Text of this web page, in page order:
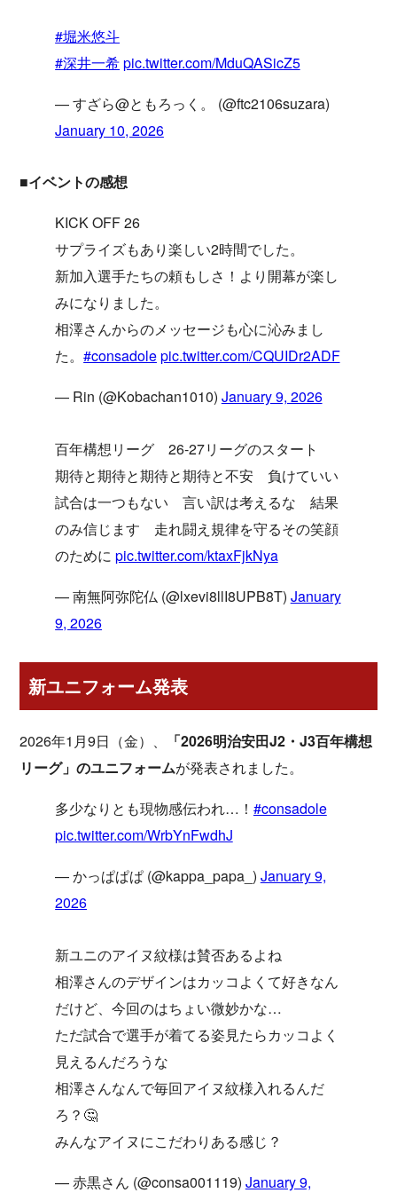
#堀米悠斗
#深井一希pic.twitter.com/MduQASicZ5
— すざら@ともろっく。 (@ftc2106suzara)
January 10, 2026
■イベントの感想
KICK OFF 26
サプライズもあり楽しい2時間でした。
新加入選手たちの頼もしさ！より開幕が楽し
みになりました。
相澤さんからのメッセージも心に沁みまし
た。#consadolepic.twitter.com/CQUIDr2ADF
— Rin (@Kobachan1010) January 9, 2026
百年構想リーグ 26-27リーグのスタート
期待と期待と期待と期待と不安 負けていい
試合は一つもない 言い訳は考えるな 結果
のみ信じます 走れ闘え規律を守るその笑顔
のためにpic.twitter.com/ktaxFjkNya
— 南無阿弥陀仏 (@lxevi8llI8UPB8T) January
9, 2026
新ユニフォーム発表
2026年1月9日（金）、
「2026明治安田J2・J3百年構想
リーグ」のユニフォームが発表されました。
多少なりとも現物感伝われ…！ #consadole
pic.twitter.com/WrbYnFwdhJ
— かっぱぱぱ (@kappa_papa_) January 9,
2026
新ユニのアイヌ紋様は賛否あるよね
相澤さんのデザインはカッコよくて好きなん
だけど、今回のはちょい微妙かな…
ただ試合で選手が着てる姿見たらカッコよく
見えるんだろうな
相澤さんなんで毎回アイヌ紋様入れるんだ
ろ？🤔
みんなアイヌにこだわりある感じ？
— 赤黒さん (@consa001119) January 9,